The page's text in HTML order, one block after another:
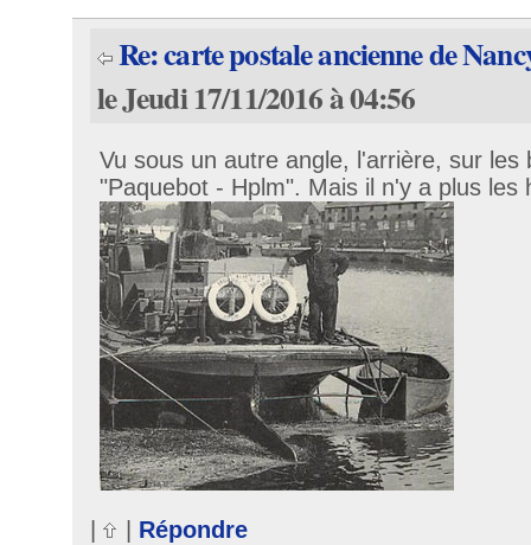
Re: carte postale ancienne de
le Jeudi 17/11/2016 à 04:56
Vu sous un autre angle, l'arrière, sur les
"Paquebot - Hplm". Mais il n'y a plus les
Répondre